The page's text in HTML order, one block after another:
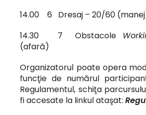
14.00 6 Dresaj – 20/60
14.30 7 Obstacole
(afară)
Organizatorul poate opera
funcţie de numărul
Regulamentul, schiţa
fi accesate la linkul ataşat: